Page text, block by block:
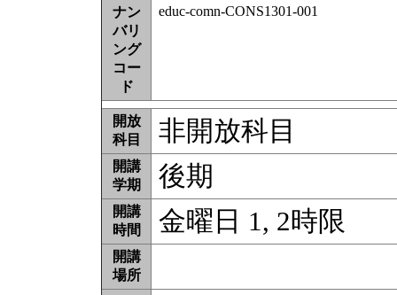
ナン
バリ
ング
コー
ド
educ-comn-CONS1301-001
開放
科目
非開放科目
開講
学期
後期
開講
時間
金曜日 1, 2時限
開講
場所